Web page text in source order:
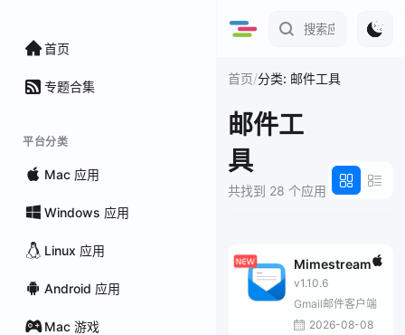
首页
专题合集
平台分类
Mac 应用
Windows 应用
Linux 应用
Android 应用
Mac 游戏
首页/分类: 邮件工具
邮件工
具
共找到 28 个应用
Mimestream
v1.10.6
Gmail邮件客户端
2026-08-08